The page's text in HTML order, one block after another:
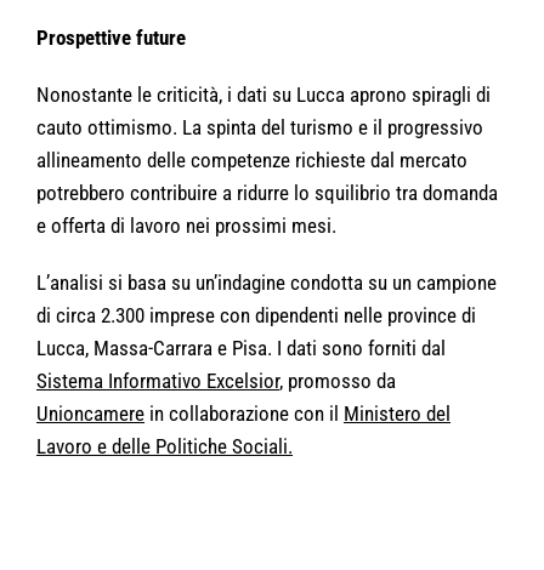
Prospettive future
Nonostante le criticità, i dati su Lucca aprono spiragli di
cauto ottimismo. La spinta del turismo e il progressivo
allineamento delle competenze richieste dal mercato
potrebbero contribuire a ridurre lo squilibrio tra domanda
e offerta di lavoro nei prossimi mesi.
L’analisi si basa su un’indagine condotta su un campione
di circa 2.300 imprese con dipendenti nelle province di
Lucca, Massa-Carrara e Pisa. I dati sono forniti dal
Sistema Informativo Excelsior, promosso da
Unioncamere in collaborazione con il Ministero del
Lavoro e delle Politiche Sociali.